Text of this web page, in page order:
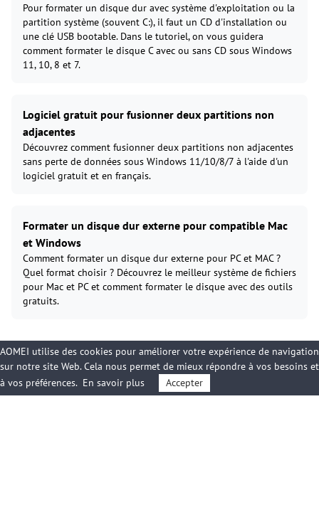
Pour formater un disque dur avec système d'exploitation ou la
partition système (souvent C:), il faut un CD d'installation ou
une clé USB bootable. Dans le tutoriel, on vous guidera
comment formater le disque C avec ou sans CD sous Windows
11, 10, 8 et 7.
Logiciel gratuit pour fusionner deux partitions non
adjacentes
Découvrez comment fusionner deux partitions non adjacentes
sans perte de données sous Windows 11/10/8/7 à l'aide d'un
logiciel gratuit et en français.
Formater un disque dur externe pour compatible Mac
et Windows
Comment formater un disque dur externe pour PC et MAC ?
Quel format choisir ? Découvrez le meilleur système de fichiers
pour Mac et PC et comment formater le disque avec des outils
gratuits.
AOMEI utilise des cookies pour améliorer votre expérience de navigation
sur notre site Web. Cela nous permet de mieux répondre à vos besoins et
à vos préférences. En savoir plus Accepter